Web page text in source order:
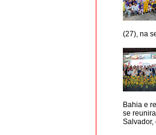
(27), na
Bahia e
se
Salvador,